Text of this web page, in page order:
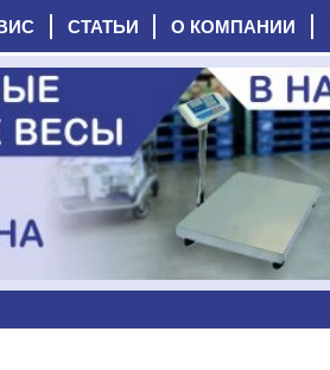
СТАТЬИ О КОМПАНИИ